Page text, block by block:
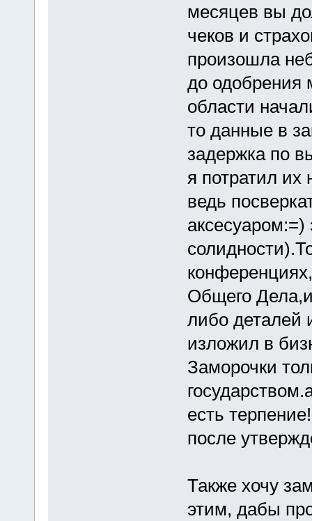
месяцев вы
чеков и
произошла
до одобрения
области
то данные в
задержка по
я потратил их
ведь
аксесуаром:=)
Общего
либо деталей
изложил в
Заморочки
есть
после
Также хочу
этим, дабы